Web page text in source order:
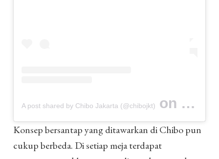
A post shared by Chibo Jakarta (@chibojkt) on Jan 21,
Konsep bersantap yang ditawarkan di Chibo pun
cukup berbeda. Di setiap meja terdapat